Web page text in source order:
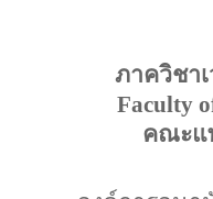
ภาควิชา
Faculty
คณะแ